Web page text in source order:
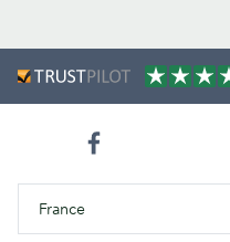
France